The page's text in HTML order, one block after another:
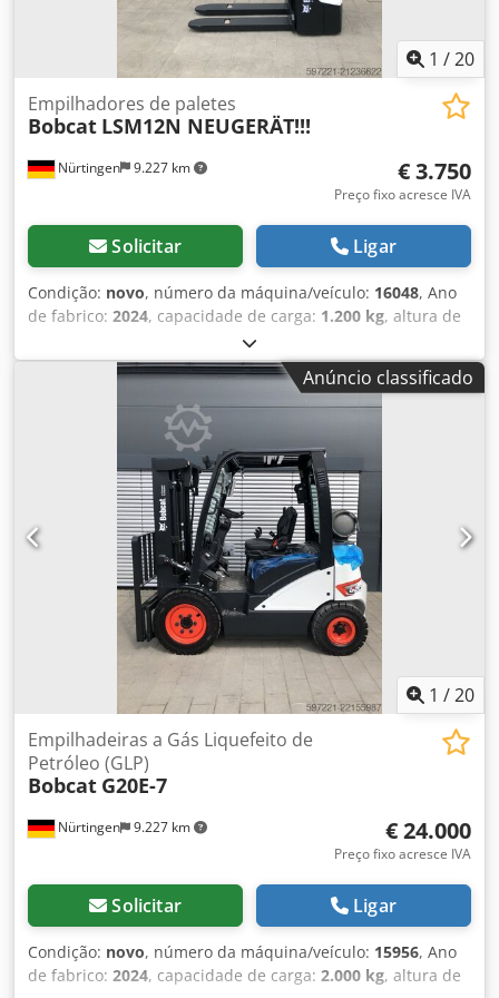
1 /20
Nürtingen 9.227 km
Empilhadores de paletes
Bobcat LSM12N NEUGERÄT!!!
€ 3.750
Preço fixo acresce IVA
Solicitar Ligar
Condição: novo, número da máquina/veículo: 16048, Ano
de fabrico: 2024, capacidade de carga: 1.200 kg, altura de
, centro de carga:
combustível:elétrico, tipo de mastro:simplex, altura de
construção:2.080 mm, tensão da bateria: 24 V ,
comprimento do garfo:1.150 mm, peso total:576 kg
5076939 Número de série: OBWNL-002740 Especificações
da bateria: 24 V, 60 Ah Crjdjykc Rrspfx Aqvef
Anúncio classificado
1 /20
Nürtingen 9.227 km
Empilhadeiras a Gás Liquefeito de
Petróleo (GLP)
Bobcat G20E-7
€ 24.000
Preço fixo acresce IVA
Solicitar Ligar
Condição: novo, número da máquina/veículo: 15956, Ano
de fabrico: 2024, capacidade de carga: 2.000 kg, altura de